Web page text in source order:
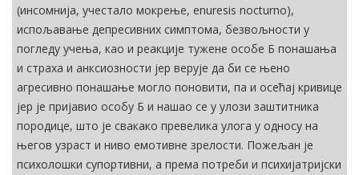
(инсомнија, учестало мокрење, enuresis nocturno),
испољавање депресивних симптома, безвољности у
погледу учења, као и реакције тужене особе Б понашања
и страха и анксиозности јер верује да би се њено
агресивно понашање могло поновити, па и осећај кривице
јер је пријавио особу Б и нашао се у улози заштитника
породице, што је свакако превелика улога у односу на
његов узраст и ниво емотивне зрелости. Пожељан је
психолошки супортивни, а према потреби и психијатријски